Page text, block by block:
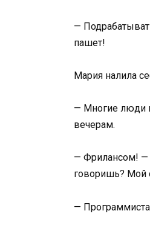
—
пашет!
Мария налила
— Многие люди
вечерам.
— Фрилансом! —
говоришь? Мой
—